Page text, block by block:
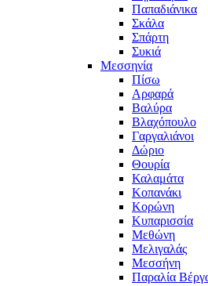
Παπαδιάνικα
Σκάλα
Σπάρτη
Συκιά
Μεσσηνία
Πίσω
Αρφαρά
Βαλύρα
Βλαχόπουλο
Γαργαλιάνοι
Δώριο
Θουρία
Καλαμάτα
Κοπανάκι
Κορώνη
Κυπαρισσία
Μεθώνη
Μελιγαλάς
Μεσσήνη
Παραλία